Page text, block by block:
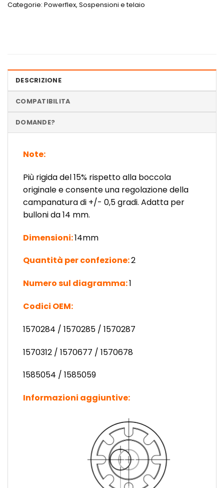
Categorie: Powerflex, Sospensioni e telaio
DESCRIZIONE
COMPATIBILITA
DOMANDE?
Note:
Più rigida del 15% rispetto alla boccola
originale e consente una regolazione della
campanatura di +/- 0,5 gradi. Adatta per
bulloni da 14 mm.
Dimensioni:14mm
Quantità per confezione:2
Numero sul diagramma:1
Codici OEM:
1570284 / 1570285 / 1570287
1570312 / 1570677 / 1570678
1585054 / 1585059
Informazioni aggiuntive: